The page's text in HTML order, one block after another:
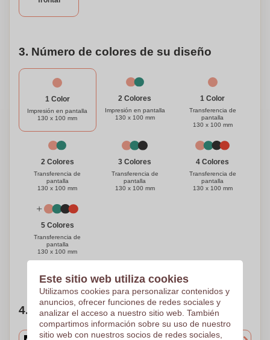
acompañante de estilo y versátil. Consigue la tuya hoy y
mientras tienes un impacto positivo en el medio ambiente.
3. Número de colores de su diseño
1 Color
Impresión en pantalla
130 x 100 mm
2 Colores
Impresión en pantalla
130 x 100 mm
1 Color
Transferencia de
pantalla
130 x 100 mm
2 Colores
Transferencia de
pantalla
130 x 100 mm
3 Colores
Transferencia de
pantalla
130 x 100 mm
4 Colores
Transferencia de
pantalla
130 x 100 mm
5 Colores
Transferencia de
pantalla
130 x 100 mm
¿Necesitas ayuda?Ayúdame a elegir
4. Elige tu cantidad
Este sitio web utiliza cookies
Utilizamos cookies para personalizar contenidos y
anuncios, ofrecer funciones de redes sociales y
analizar el acceso a nuestro sitio web. También
compartimos información sobre su uso de nuestro
sitio web con nuestros socios de redes sociales,